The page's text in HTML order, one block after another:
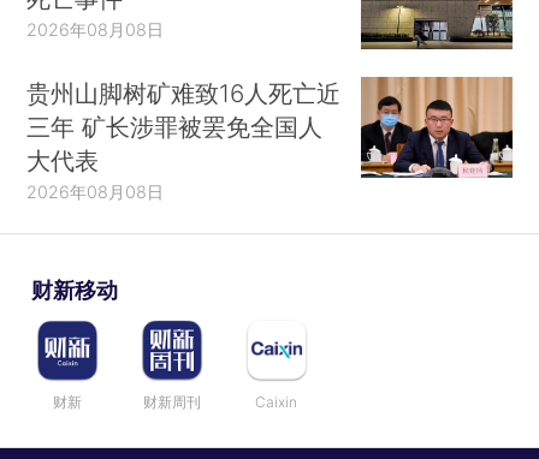
2026年08月08日
贵州山脚树矿难致16人死亡近
三年 矿长涉罪被罢免全国人
大代表
2026年08月08日
财新移动
财新 财新周刊 Caixin